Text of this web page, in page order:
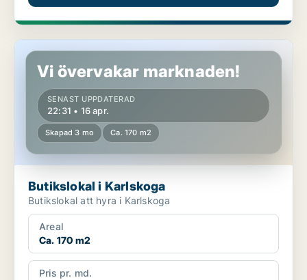
Butikslokal i Karlskoga
Vi övervakar marknaden!
SENAST UPPDATERAD
22:31 • 16 apr.
Skapad 3 mo Ca. 170 m2
Butikslokal i Karlskoga
Butikslokal att hyra i Karlskoga
Areal
Ca. 170 m2
Pris pr. md.